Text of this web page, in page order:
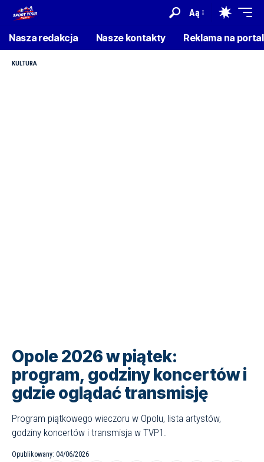
Aą
Nasza redakcja Nasze kontakty Reklama na
KULTURA
Opole 2026 w piątek:
program, godziny koncertów i
gdzie oglądać transmisję
Program piątkowego wieczoru w Opolu, lista artystów,
godziny koncertów i transmisja w TVP1.
Opublikowany: 04/06/2026